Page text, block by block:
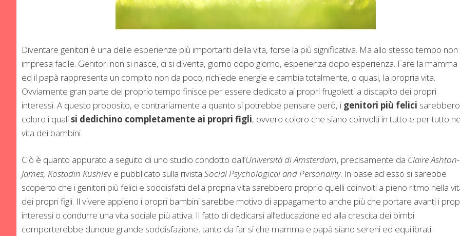
Diventare genitori è una delle esperienze più importanti della vita, forse la più significativa. Ma allo stesso tempo
impresa facile. Genitori non si nasce, ci si diventa, giorno dopo giorno, esperienza dopo esperienza. Fare la mamma
ed il papà rappresenta un compito non da poco; richiede energie e cambia totalmente, o quasi, la propria vita.
Ovviamente gran parte del proprio tempo finisce per essere dedicato ai propri frugoletti a discapito dei propri
interessi. A questo proposito, e contrariamente a quanto si potrebbe pensare però, i genitori più felici sarebbero
coloro i qualisi dedichino completamente ai propri figli, ovvero coloro che siano coinvolti in tutto e per tutto
vita dei bambini.
Ciò è quanto appurato a seguito di uno studio condotto dall’Università di Amsterdam, precisamente da Claire Ashton-
James, Kostadin Kushlev e pubblicato sulla rivista Social Psychological and Personality. In base ad esso si sarebbe
scoperto che i genitori più felici e soddisfatti della propria vita sarebbero proprio quelli coinvolti a pieno ritmo nella
dei propri figli. Il vivere appieno i propri bambini sarebbe motivo di appagamento anche più che portare avanti i
interessi o condurre una vita sociale più attiva. Il fatto di dedicarsi all’educazione ed alla crescita dei bimbi
comporterebbe dunque grande soddisfazione, tanto da far si che mamma e papà siano sereni ed equilibrati.